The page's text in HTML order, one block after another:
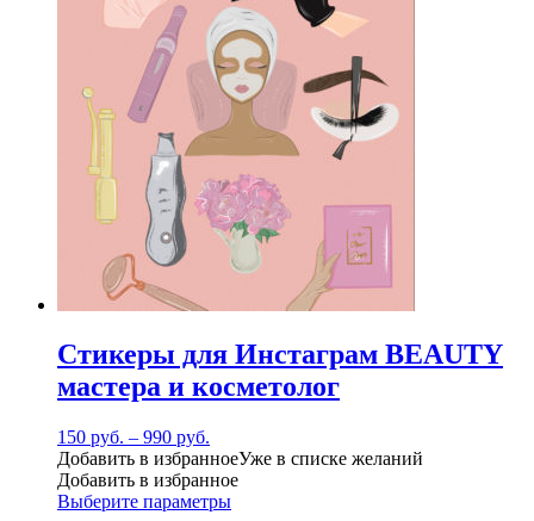
Стикеры для Инстаграм BEAUTY
мастера и косметолог
150 руб. – 990 руб.
Добавить в избранноеУже в списке желаний
Добавить в избранное
Выберите параметры